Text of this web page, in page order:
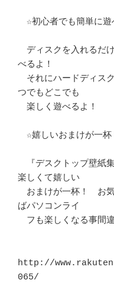
☆初心者でも簡単に遊
ディスクを入れるだ
べるよ！
それにハードディス
つでもどこでも
楽しく遊べるよ！
☆嬉しいおまけが一杯
『デスクトップ壁紙
楽しくて嬉しい
おまけが一杯！　お
ばパソコンライ
フも楽しくなる事間
http://
065/